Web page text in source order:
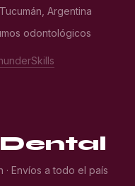
Argentina
odontológicos
· Envíos a todo el país